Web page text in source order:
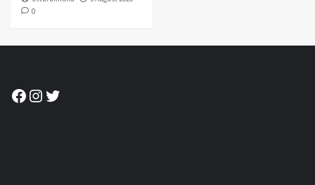
0
Facebook
Instagram
Twitter